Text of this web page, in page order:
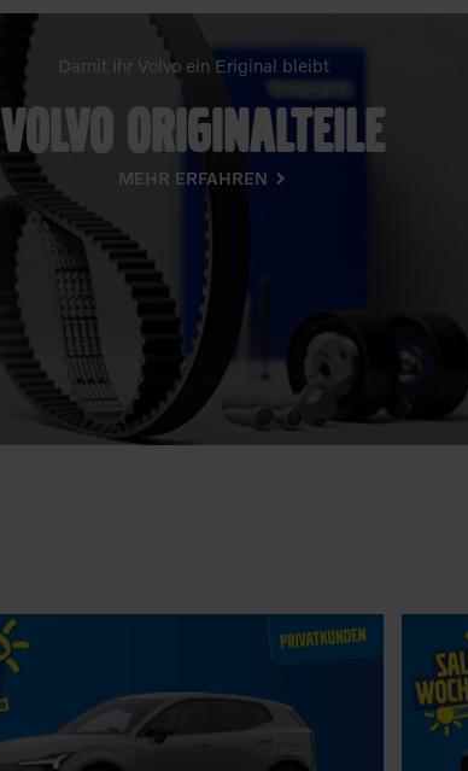
Damit Ihr Volvo ein Eriginal bleibt
volvo originalteile
MEHR ERFAHREN